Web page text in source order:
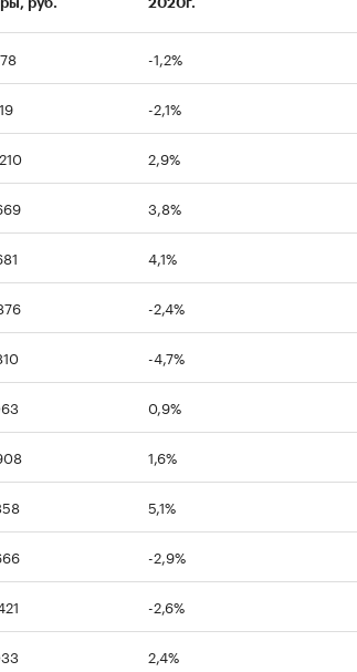
-1,2%
-2,1%
2,9%
3,8%
4,1%
-2,4%
-4,7%
0,9%
1,6%
5,1%
-2,9%
-2,6%
2,4%